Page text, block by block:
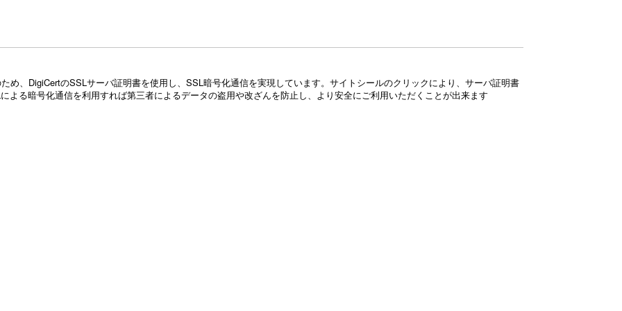
め、DigiCertのSSLサーバ証明書を使用し、SSL暗号化通信を実現しています。サイトシールのクリックにより、サーバ証明書
よる暗号化通信を利用すれば第三者によるデータの盗用や改ざんを防止し、より安全にご利用いただくことが出来ます